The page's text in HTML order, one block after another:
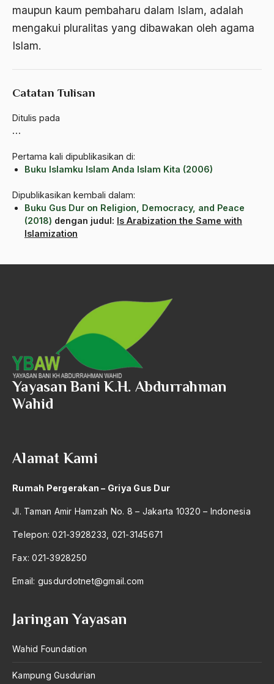
maupun kaum pembaharu dalam Islam, adalah
mengakui pluralitas yang dibawakan oleh agama
Islam.
Catatan Tulisan
Ditulis pada
…
Pertama kali dipublikasikan di:
Buku Islamku Islam Anda Islam Kita (2006)
Dipublikasikan kembali dalam:
Buku Gus Dur on Religion, Democracy, and Peace
(2018) dengan judul: Is Arabization the Same with
Islamization
Amangkurat
Amar Ma'ruf Nahi Munkar
ambon
Amerika
amerika serikat
Amien Rais
Amin Iskandar
Amir
Amir Syakib Arsalan
Anatomi
Andi Mallarangeng
Andre Gide
Antarumat Beragama
Anti Klimak
António de Oliveira Salazar
Antonio Gramsci
antroposentrisme
Yayasan Bani K.H. Abdurrahman
Wahid
Alamat Kami
Rumah Pergerakan – Griya Gus Dur
Jl. Taman Amir Hamzah No. 8 – Jakarta 10320 – Indonesia
Telepon: 021-3928233, 021-3145671
Fax: 021-3928250
Email: gusdurdotnet@gmail.com
Jaringan Yayasan
Wahid Foundation
Kampung Gusdurian